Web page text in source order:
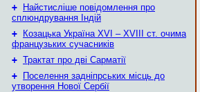
+
Найстисліше повідомлення про
сплюндрування Індій
+
Козацька Україна ХVІ – ХVІІІ ст. очима
французьких сучасників
+ Трактат про дві Сарматії
+
Поселення задніпрських місць до
утворення Нової Сербії